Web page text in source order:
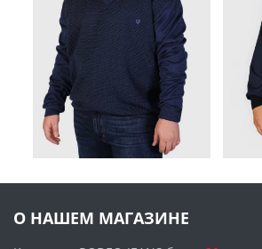
О НАШЕМ МАГАЗИНЕ